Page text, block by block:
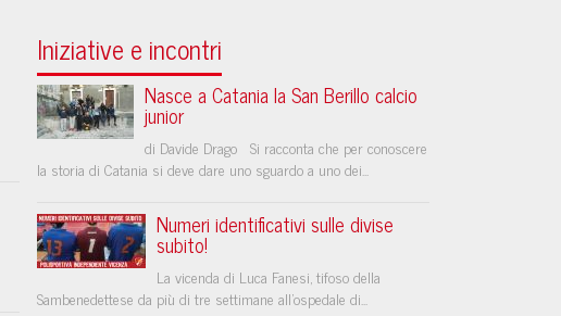
Iniziative e incontri
Nasce a Catania la San Berillo calcio
junior
di Davide Drago Si racconta che per conoscere
la storia di Catania si deve dare uno sguardo a uno dei...
Numeri identificativi sulle divise
subito!
La vicenda di Luca Fanesi, tifoso della
Sambenedettese da più di tre settimane all'ospedale di...